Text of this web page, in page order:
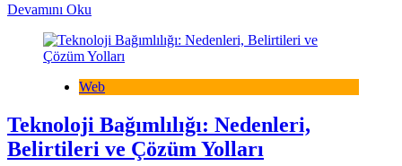
Devamını Oku
Web
Teknoloji Bağımlılığı: Nedenleri,
Belirtileri ve Çözüm Yolları